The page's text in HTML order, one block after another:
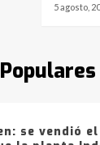
5 agosto,
por
de
sábado
se vendió